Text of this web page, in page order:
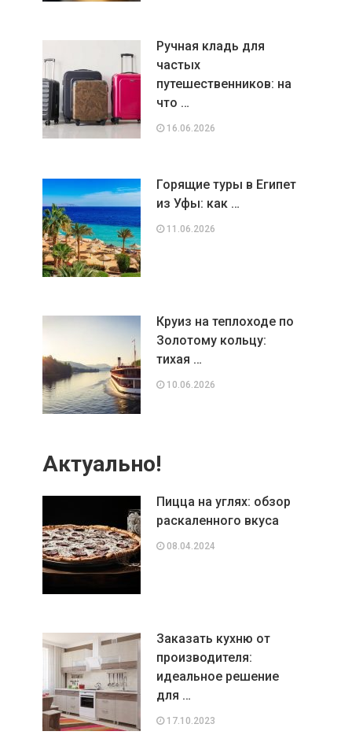
Ручная кладь для
частых
путешественников: на
что …
16.06.2026
Горящие туры в Египет
из Уфы: как …
11.06.2026
Круиз на теплоходе по
Золотому кольцу:
тихая …
10.06.2026
Актуально!
Пицца на углях: обзор
раскаленного вкуса
08.04.2024
Заказать кухню от
производителя:
идеальное решение
для …
17.10.2023